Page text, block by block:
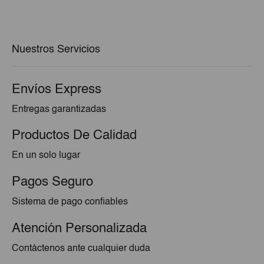
Nuestros Servicios
Envíos Express
Entregas garantizadas
Productos De Calidad
En un solo lugar
Pagos Seguro
Sistema de pago confiables
Atención Personalizada
Contáctenos ante cualquier duda